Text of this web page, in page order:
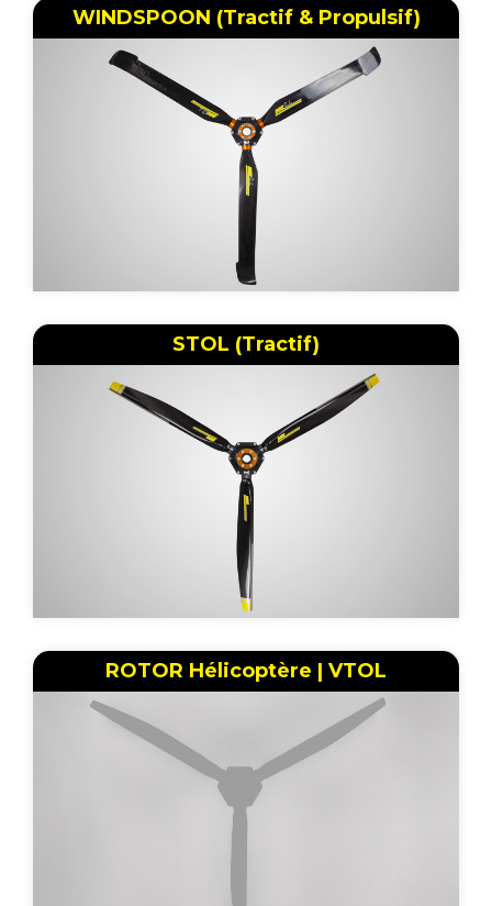
WINDSPOON (Tractif & Propulsif)
STOL (Tractif)
ROTOR Hélicoptère | VTOL